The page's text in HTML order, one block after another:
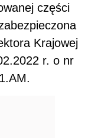
części
Krajowej
r. o nr